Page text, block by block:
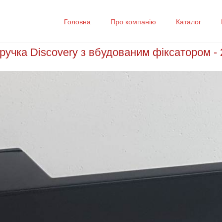
Головна Про компанію Каталог
Discovery з вбудованим фіксатором -